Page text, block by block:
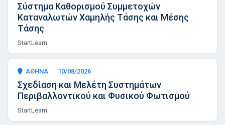
Σύστημα Καθορισμού Συμμετοχών
Καταναλωτών Χαμηλής Τάσης και Μέσης
Τάσης
StartLearn
ΑΘΗΝΑ 10/08/2026
Σχεδίαση και Μελέτη Συστημάτων
Περιβαλλοντικού και Φυσικού Φωτισμού
StartLearn